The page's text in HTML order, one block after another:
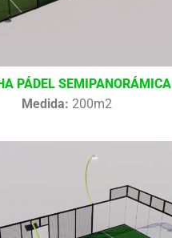
PÁDEL SEMIPANORÁMICA
Medida: 200m2